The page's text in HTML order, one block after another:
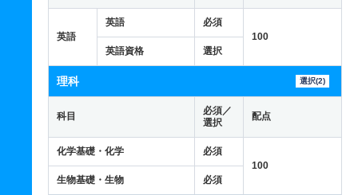
英語
英語
必須
100
英語資格
選択
理科 選択(2)
科目
必須／
選択
配点
化学基礎・化学
必須
100
生物基礎・生物
必須